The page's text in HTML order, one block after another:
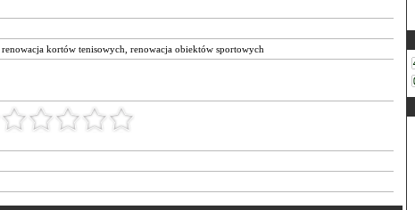
renowacja kortów tenisowych renowacja obiektów sportowych